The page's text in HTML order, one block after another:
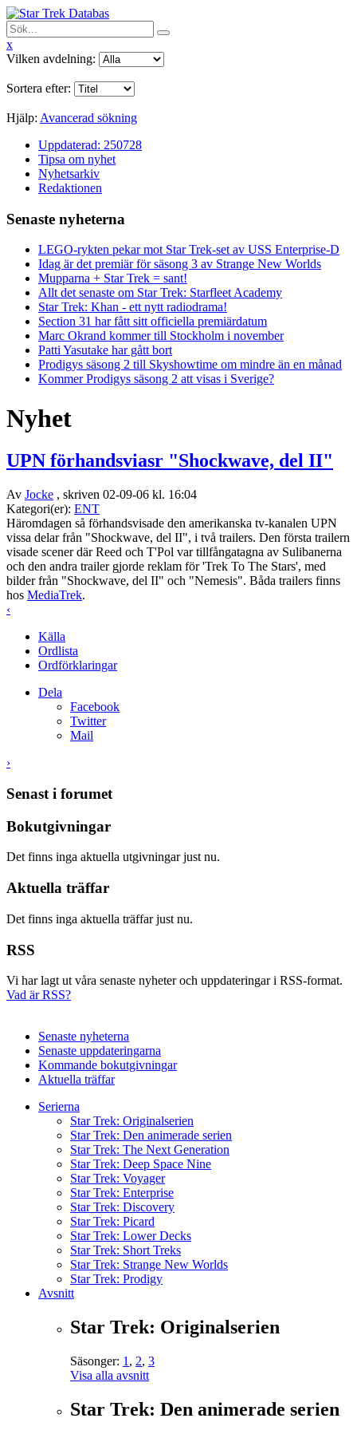
x
Vilken avdelning:
Sortera efter:
Hjälp: Avancerad sökning
Uppdaterad: 250728
Tipsa om nyhet
Nyhetsarkiv
Redaktionen
Senaste nyheterna
LEGO-rykten pekar mot Star Trek-set av USS Enterprise-D
Idag är det premiär för säsong 3 av Strange New Worlds
Mupparna + Star Trek = sant!
Allt det senaste om Star Trek: Starfleet Academy
Star Trek: Khan - ett nytt radiodrama!
Section 31 har fått sitt officiella premiärdatum
Marc Okrand kommer till Stockholm i november
Patti Yasutake har gått bort
Prodigys säsong 2 till Skyshowtime om mindre än en månad
Kommer Prodigys säsong 2 att visas i Sverige?
Nyhet
UPN förhandsviasr "Shockwave, del II"
Av Jocke , skriven 02-09-06 kl. 16:04
Kategori(er): ENT
Häromdagen så förhandsvisade den amerikanska tv-kanalen UPN
vissa delar från "Shockwave, del II", i två trailers. Den första trailern
visade scener där Reed och T'Pol var tillfångatagna av Sulibanerna
och den andra trailer gjorde reklam för 'Trek To The Stars', med
bilder från "Shockwave, del II" och "Nemesis". Båda trailers finns
hos MediaTrek.
‹
Källa
Ordlista
Ordförklaringar
Dela
Facebook
Twitter
Mail
›
Senast i forumet
Bokutgivningar
Det finns inga aktuella utgivningar just nu.
Aktuella träffar
Det finns inga aktuella träffar just nu.
RSS
Vi har lagt ut våra senaste nyheter och uppdateringar i RSS-format.
Vad är RSS?
Senaste nyheterna
Senaste uppdateringarna
Kommande bokutgivningar
Aktuella träffar
Serierna
Star Trek: Originalserien
Star Trek: Den animerade serien
Star Trek: The Next Generation
Star Trek: Deep Space Nine
Star Trek: Voyager
Star Trek: Enterprise
Star Trek: Discovery
Star Trek: Picard
Star Trek: Lower Decks
Star Trek: Short Treks
Star Trek: Strange New Worlds
Star Trek: Prodigy
Avsnitt
Star Trek: Originalserien
Säsonger: 1 , 2, 3
Visa alla avsnitt
Star Trek: Den animerade serien